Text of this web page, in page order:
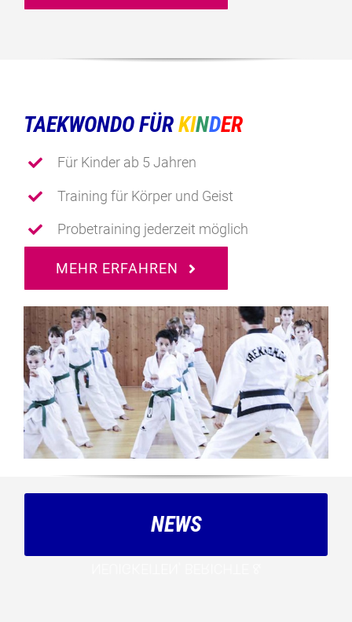
TAEKWONDO FÜRKINDER
Für Kinder ab 5 Jahren
Training für Körper und Geist
Probetraining jederzeit möglich
MEHR ERFAHREN
NEWS